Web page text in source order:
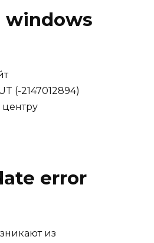
windows
(-2147012894)
центру
error
из